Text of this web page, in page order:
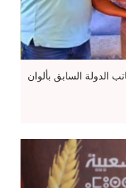
السابق بألوان